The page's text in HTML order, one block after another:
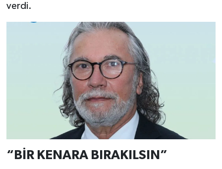
verdi.
“BİR KENARA BIRAKILSIN”